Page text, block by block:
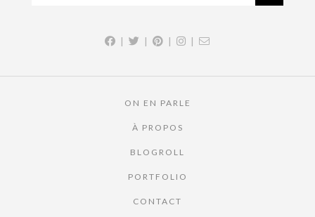
| | | |
ON EN PARLE
À PROPOS
BLOGROLL
PORTFOLIO
CONTACT